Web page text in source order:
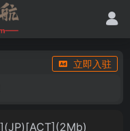
立即入驻